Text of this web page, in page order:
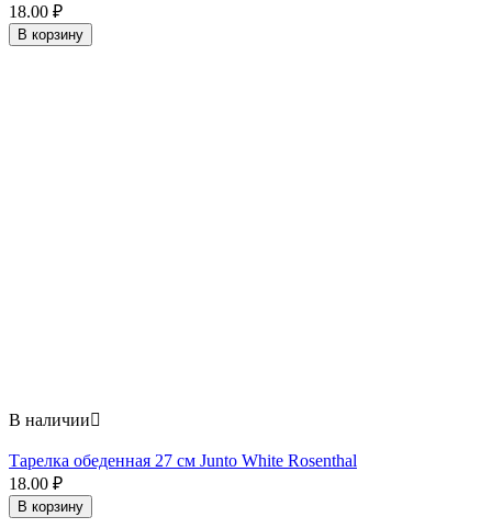
18.00 ₽
В корзину
В наличии
Тарелка обеденная 27 см Junto White Rosenthal
18.00 ₽
В корзину